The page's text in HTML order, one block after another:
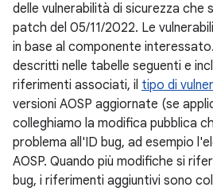
delle vulnerabilità di sicurezza che
patch del 05/11/2022. Le
in base al componente
descritti nelle tabelle seguenti e
riferimenti associati, il tipo di
versioni AOSP aggiornate (se
colleghiamo la modifica pubblica
problema all'ID bug, ad esempio
AOSP. Quando più modifiche si
bug, i riferimenti aggiuntivi sono